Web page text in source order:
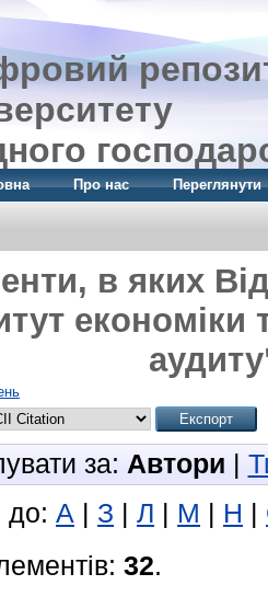
Про нас Переглянути
в яких
за: Автори
до: А З Л М Н
32.